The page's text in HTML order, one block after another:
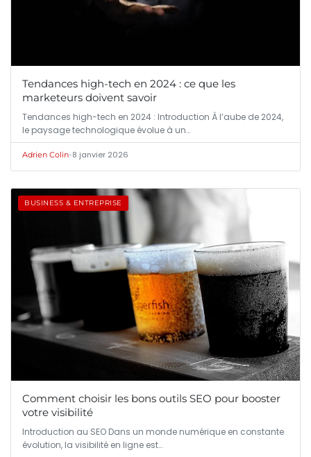
Tendances high-tech en 2024 : ce que les
marketeurs doivent savoir
Tendances high-tech en 2024 : Introduction À l’aube de 2024,
le paysage technologique évolue à un…
Adrien Colin•8 janvier 2026
BUSINESS & ENTREPRISE
Comment choisir les bons outils SEO pour booster
votre visibilité
Introduction au SEO Dans un monde numérique en constante
évolution, la visibilité en ligne est…